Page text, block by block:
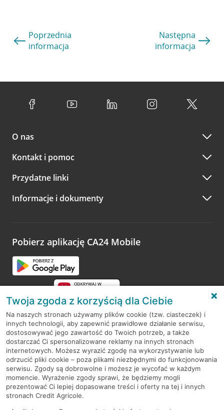
Poprzednia
informacja
Następna
informacja
O nas
Kontakt i pomoc
Przydatne linki
Informacje i dokumenty
Pobierz aplikację CA24 Mobile
RODO
Regulamin serwisu
Mapa serwisu
PolitykaCookies
Twoja zgoda z korzyścią dla Ciebie
Na naszych stronach używamy plików cookie (tzw. ciasteczek) i
innych technologii, aby zapewnić prawidłowe działanie serwisu,
dostosowywać jego zawartość do Twoich potrzeb, a także
dostarczać Ci spersonalizowane reklamy na innych stronach
internetowych. Możesz wyrazić zgodę na wykorzystywanie lub
odrzucić pliki cookie – poza plikami niezbędnymi do funkcjonowania
serwisu. Zgody są dobrowolne i możesz je wycofać w każdym
momencie. Wyrażenie zgody sprawi, że będziemy mogli
prezentować Ci lepiej dopasowane treści i oferty na tej i innych
stronach Credit Agricole.